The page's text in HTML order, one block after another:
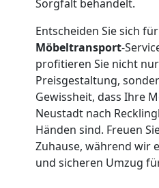
Sorgfalt behandelt.
Entscheiden Sie sich
Möbeltransport-
profitieren Sie nicht
Preisgestaltung,
Gewissheit, dass Ihre
Neustadt nach
Händen sind. Freuen
Zuhause, während wir
und sicheren Umzug
Expressumzug
Wiener
Neustadt
Tragehilfe
Wiener